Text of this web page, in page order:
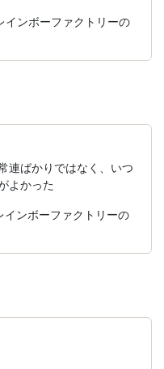
ンボーファクトリーの
連ばかりではなく、いつ
よかった
ンボーファクトリーの